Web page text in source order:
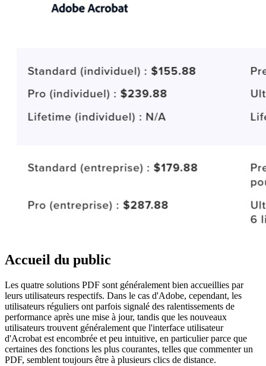
Accueil du public
Les quatre solutions PDF sont généralement bien accueillies par
leurs utilisateurs respectifs. Dans le cas d'Adobe, cependant, les
utilisateurs réguliers ont parfois signalé des ralentissements de
performance après une mise à jour, tandis que les nouveaux
utilisateurs trouvent généralement que l'interface utilisateur
d'Acrobat est encombrée et peu intuitive, en particulier parce que
certaines des fonctions les plus courantes, telles que commenter un
PDF, semblent toujours être à plusieurs clics de distance.